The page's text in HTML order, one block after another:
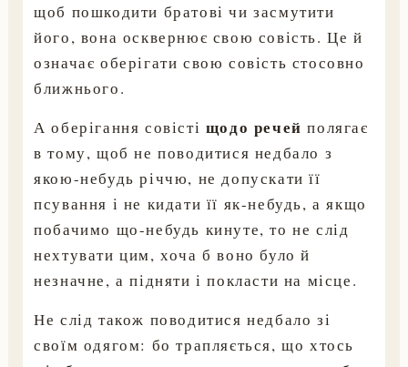
щоб пошкодити братові чи засмутити
його, вона осквернює свою совість. Це й
означає оберігати свою совість стосовно
ближнього.
А оберігання совісті щодо речей полягає
в тому, щоб не поводитися недбало з
якою-небудь річчю, не допускати її
псування і не кидати її як-небудь, а якщо
побачимо що-небудь кинуте, то не слід
нехтувати цим, хоча б воно було й
незначне, а підняти і покласти на місце.
Не слід також поводитися недбало зі
своїм одягом: бо трапляється, що хтось